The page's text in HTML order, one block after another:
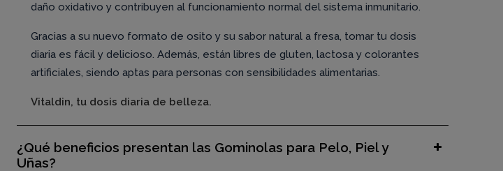
daño oxidativo y contribuyen al funcionamiento normal del sistema inmunitario.
Gracias a su nuevo formato de osito y su sabor natural a fresa, tomar tu dosis
diaria es fácil y delicioso. Además, están libres de gluten, lactosa y colorantes
artificiales, siendo aptas para personas con sensibilidades alimentarias.
Vitaldin, tu dosis diaria de belleza.
¿Qué beneficios presentan las Gominolas para Pelo, Piel y
Uñas?